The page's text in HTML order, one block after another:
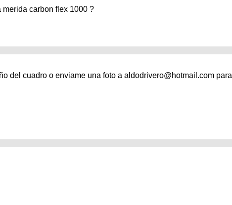
carbon flex 1000 ?
del cuadro o enviame una foto a aldodrivero@hotmail.com para